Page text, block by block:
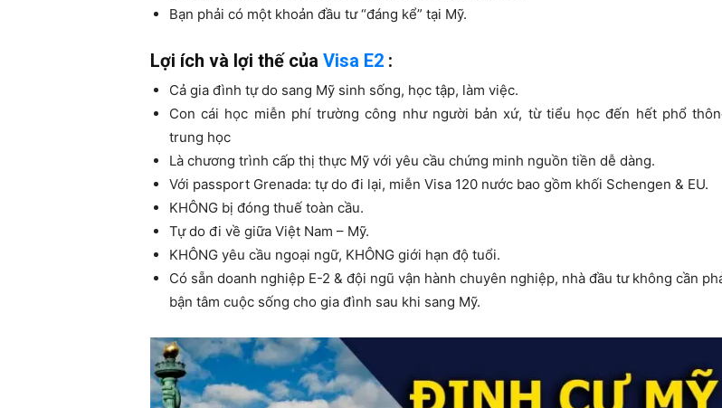
Bạn phải có một khoản đầu tư “đáng kể” tại Mỹ.
Lợi ích và lợi thế của Visa E2:
Cả gia đình tự do sang Mỹ sinh sống, học tập, làm việc.
Con cái học miễn phí trường công như người bản xứ, từ tiểu học đến hết phổ
trung học
Là chương trình cấp thị thực Mỹ với yêu cầu chứng minh nguồn tiền dễ dàng.
Với passport Grenada: tự do đi lại, miễn Visa 120 nước bao gồm khối Schengen & EU.
KHÔNG bị đóng thuế toàn cầu.
Tự do đi về giữa Việt Nam – Mỹ.
KHÔNG yêu cầu ngoại ngữ, KHÔNG giới hạn độ tuổi.
Có sẵn doanh nghiệp E-2 & đội ngũ vận hành chuyên nghiệp, nhà đầu tư không cần
bận tâm cuộc sống cho gia đình sau khi sang Mỹ.